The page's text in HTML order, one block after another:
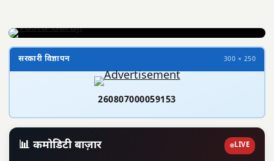
सरकारी विज्ञापन 300 × 250
260807000059153
📊 कमोडिटी बाज़ार LIVE